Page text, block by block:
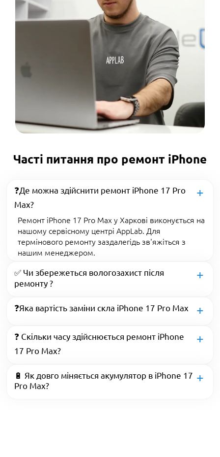
Часті питання про ремонт iPhone
❓Де можна здійснити ремонт iPhone 17 Pro
Max?
Ремонт iPhone 17 Pro Max у Харкові виконується на
нашому сервісному центрі AppLab. Для
термінового ремонту заздалегідь зв'яжіться з
нашим менеджером.
✅ Чи збережеться вологозахист після
ремонту ?
❓Яка вартість заміни скла iPhone 17 Pro Max
❓ Скільки часу здійснюється ремонт iPhone
17 Pro Max?
🔋 Як довго міняється акумулятор в iPhone 17
Pro Max?